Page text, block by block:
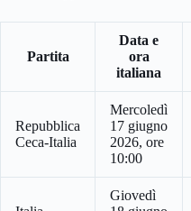
Partita
Data e
ora
italiana
Repubblica
Ceca-Italia
Mercoledì
17 giugno
2026, ore
10:00
Giovedì